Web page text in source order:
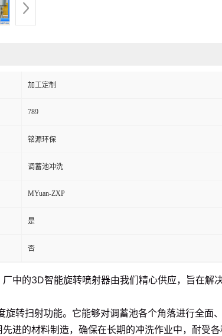
加工定制
789
铭源环保
调蓄池冲洗
MYuan-ZXP
是
否
中的3D智能旋转喷射器由我们精心供应，旨在解
转扫射功能。它能够对调蓄池各个角落进行全面
进的材料制造，确保在长期的冲洗作业中，耐受